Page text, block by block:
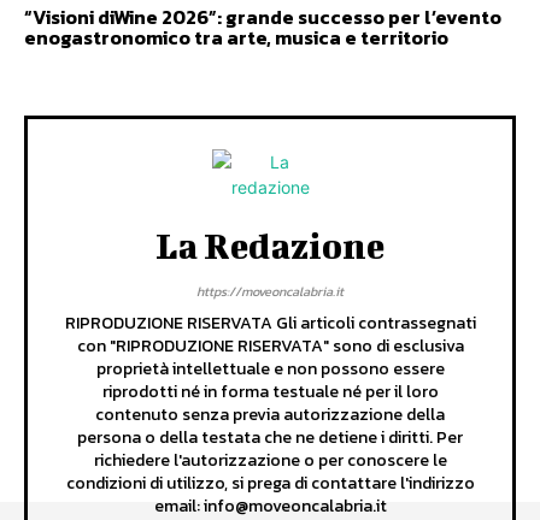
“Visioni diWine 2026”: grande successo per l’evento
enogastronomico tra arte, musica e territorio
La Redazione
https://moveoncalabria.it
RIPRODUZIONE RISERVATA Gli articoli contrassegnati
con "RIPRODUZIONE RISERVATA" sono di esclusiva
proprietà intellettuale e non possono essere
riprodotti né in forma testuale né per il loro
contenuto senza previa autorizzazione della
persona o della testata che ne detiene i diritti. Per
richiedere l'autorizzazione o per conoscere le
condizioni di utilizzo, si prega di contattare l'indirizzo
email: info@moveoncalabria.it